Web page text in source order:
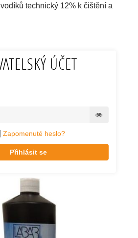
technický 12% k čištění a
ÚČET
Zapomenuté heslo?
Přihlásit se